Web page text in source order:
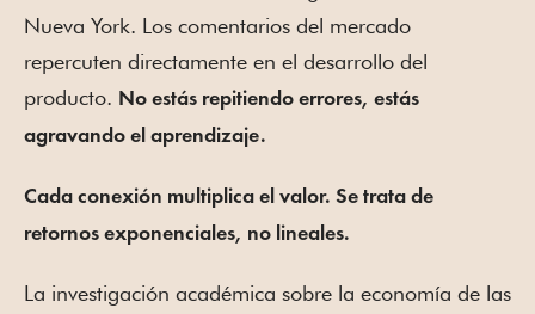
Nueva York. Los comentarios del mercado
repercuten directamente en el desarrollo del
producto. No estás repitiendo errores, estás
agravando el aprendizaje.
Cada conexión multiplica el valor. Se trata de
retornos exponenciales, no lineales.
La investigación académica sobre la economía de las